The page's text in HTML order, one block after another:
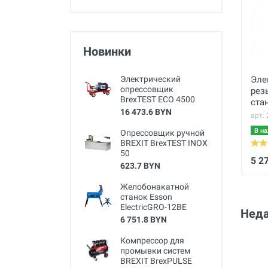
Новинки
Электрический
опрессовщик
BrexTEST ECO 4500
16 473.6 BYN
Опрессовщик ручной
BREXIT BrexTEST INOX
50
623.7 BYN
Желобонакатной
станок Esson
ElectricGRO-12BE
6 751.8 BYN
Компрессор для
промывки систем
BREXIT BrexPULSE
арт.
В
5